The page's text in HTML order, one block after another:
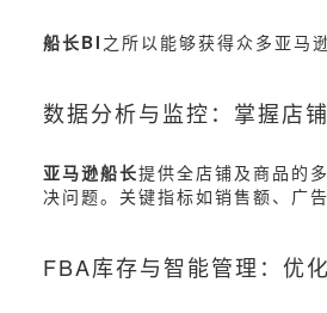
船长BI 之所以能够获得众多亚马
数据分析与监控：掌握店
亚马逊船长提供全店铺及商品的
决问题。关键指标如销售额、广
FBA库存与智能管理：优